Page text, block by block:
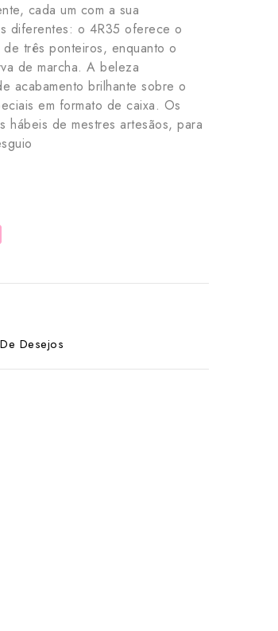
cada um com a sua
diferentes: o 4R35 oferece o
três ponteiros, enquanto o
de marcha. A beleza
acabamento brilhante sobre o
em formato de caixa. Os
hábeis de mestres artesãos, para
Desejos